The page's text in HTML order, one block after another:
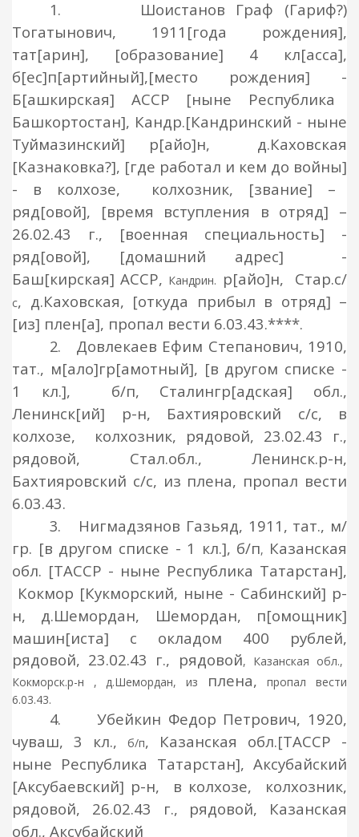
1.
Шоистанов Граф (Гариф?)
Тогатынович, 191 1 [года рождения],
тат[арин], [образование] 4 кл[асса],
б[ес]п[артийный],[место рождения] -
Б[ашкирская] АССР [ныне Республика
Башкортостан], Кандр.[Кандринский - ныне
Туймазинский] р[айо]н, д.Каховская
[Казнаковка?], [где работал и кем до войны]
- в колхозе,
колхозник, [звание] –
ряд[овой], [время вступления в отряд] –
26.02.43 г., [военная специальность] -
ряд[овой], [домашний адрес] -
Баш[кирская] АССР, Кандрин. р[айо]н, Стар.с/
с, д.Каховская, [откуда прибыл в отряд] –
[из] плен[а], пропал вести 6.03.43.****.
2.
Довлекаев Ефим Степанович, 1910,
тат., м[ало]гр[амотный], [в другом списке -
1 кл.], б/п, Сталингр[адская] обл.,
Ленинск[ий] р-н, Бахтияровский с/с, в
колхозе,
колхозник, рядовой, 23.02.43 г.,
рядовой, Стал.обл., Ленинск.р-н,
Бахтияровский с/с, из плена, пропал вести
6.03.43.
3.
Нигмадзянов Газьяд, 1911, тат., м/
гр. [в другом списке - 1 кл.], б/п, Казанская
обл. [ТАССР - ныне Республика Татарстан],
Кокмор [Кукморский, ныне - Сабинский] р-
н, д.Шемордан, Шемордан, п[омощник]
машин[иста] с окладом 400 рублей,
рядовой, 23.02.43 г., рядовой, Казанская обл.,
Кокморск.р-н , д.Шемордан, из
плена,пропал вести
6.03.43.
4.
Убейкин Федор Петрович, 1920,
чуваш, 3 кл., б/п, Казанская обл.[ТАССР -
ныне Республика Татарстан], Аксубайский
[Аксубаевский] р-н, в колхозе,
колхозник,
рядовой, 26.02.43 г., рядовой, Казанская
обл., Аксубайский